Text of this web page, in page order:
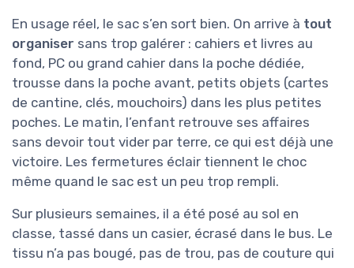
En usage réel, le sac s’en sort bien. On arrive à tout
organiser sans trop galérer : cahiers et livres au
fond, PC ou grand cahier dans la poche dédiée,
trousse dans la poche avant, petits objets (cartes
de cantine, clés, mouchoirs) dans les plus petites
poches. Le matin, l’enfant retrouve ses affaires
sans devoir tout vider par terre, ce qui est déjà une
victoire. Les fermetures éclair tiennent le choc
même quand le sac est un peu trop rempli.
Sur plusieurs semaines, il a été posé au sol en
classe, tassé dans un casier, écrasé dans le bus. Le
tissu n’a pas bougé, pas de trou, pas de couture qui